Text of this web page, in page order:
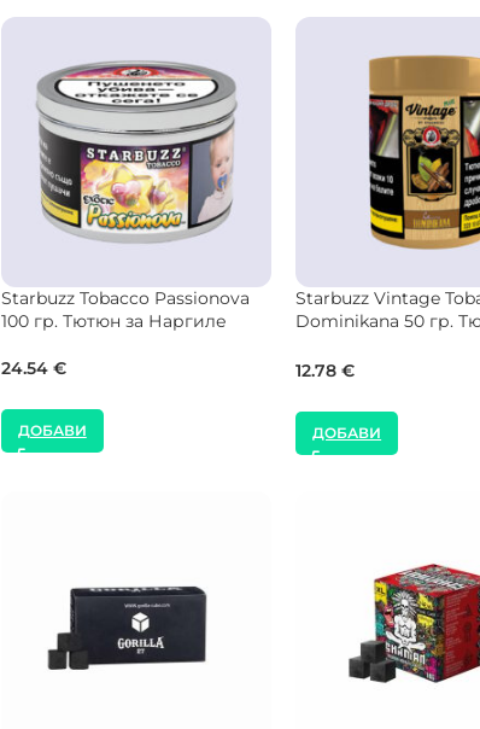
Hookain Tobacco Wildbae Yogi
50 гр. Тютюн за Наргиле
14.00 €
ДОБАВИ
Musthave Tobacco
Shake 125 гр. Тютюн
41.00€
ДОБАВИ